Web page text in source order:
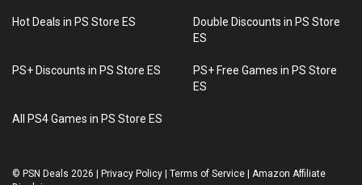
Hot Deals in PS Store ES
Double Discounts in PS Store
ES
PS+ Discounts in PS Store ES
PS+ Free Games in PS Store
ES
All PS4 Games in PS Store ES
© PSN Deals 2026 Privacy Policy Terms of Service
Amazon Affiliate